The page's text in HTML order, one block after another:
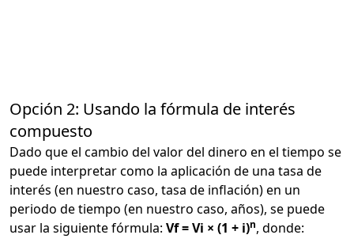
Opción 2: Usando la fórmula de interés
compuesto
Dado que el cambio del valor del dinero en el tiempo se
puede interpretar como la aplicación de una tasa de
interés (en nuestro caso, tasa de inflación) en un
periodo de tiempo (en nuestro caso, años), se puede
usar la siguiente fórmula: Vf = Vi × (1 + i)n, donde: